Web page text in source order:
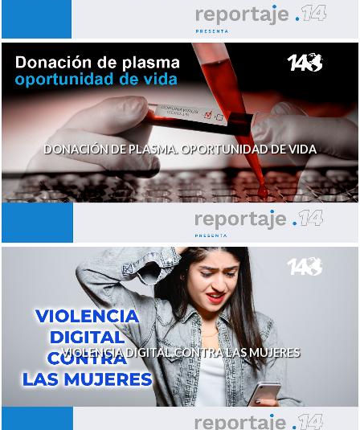
DONACIÓN DE PLASMA. OPORTUNIDAD DE VIDA
VIOLENCIA DIGITAL CONTRA LAS MUJERES